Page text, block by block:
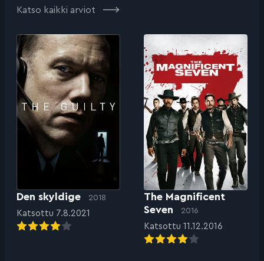
Katso kaikki arviot
Den skyldige 2018
Katsottu 7.8.2021
The Magnificent
Seven
2016
Katsottu 11.12.2016